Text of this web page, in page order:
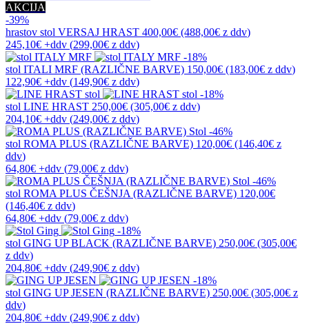
AKCIJA
-39%
hrastov stol VERSAJ HRAST 400,00€ (488,00€ z ddv)
245,10€ +ddv (299,00€ z ddv)
-18%
stol ITALI MRF (RAZLIČNE BARVE) 150,00€ (183,00€ z ddv)
122,90€ +ddv (149,90€ z ddv)
-18%
stol LINE HRAST 250,00€ (305,00€ z ddv)
204,10€ +ddv (249,00€ z ddv)
-46%
stol ROMA PLUS (RAZLIČNE BARVE) 120,00€ (146,40€ z
ddv)
64,80€ +ddv (79,00€ z ddv)
-46%
stol ROMA PLUS ČEŠNJA (RAZLIČNE BARVE) 120,00€
(146,40€ z ddv)
64,80€ +ddv (79,00€ z ddv)
-18%
stol GING UP BLACK (RAZLIČNE BARVE) 250,00€ (305,00€
z ddv)
204,80€ +ddv (249,90€ z ddv)
-18%
stol GING UP JESEN (RAZLIČNE BARVE) 250,00€ (305,00€ z
ddv)
204,80€ +ddv (249,90€ z ddv)